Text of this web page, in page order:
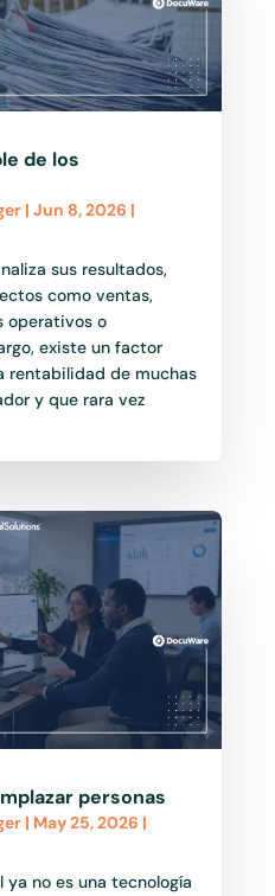
de los
| Jun 8, 2026 |
sus resultados,
como ventas,
operativos o
existe un factor
rentabilidad de muchas
y que rara vez
personas
| May 25, 2026 |
no es una tecnología